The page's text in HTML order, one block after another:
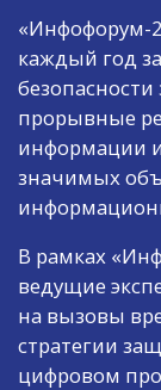
«Инфофорум-
каждый год
прорывные
информации
значимых
В рамках
ведущие
на вызовы
стратегии
цифровом